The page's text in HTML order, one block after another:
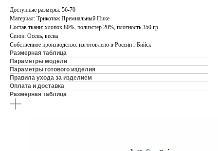
Доступные размеры: 56-70
Материал: Трикотаж Премиальный Пике
Состав ткани: хлопок 80%, полиэстер 20%, плотность 350 гр
Сезон: Осень, весна
Собственное производство: изготовлено в России г.Бийск
Размерная таблица
Параметры модели
Параметры готового изделия
Правила ухода за изделием
Оплата и доставка
Размерная таблица